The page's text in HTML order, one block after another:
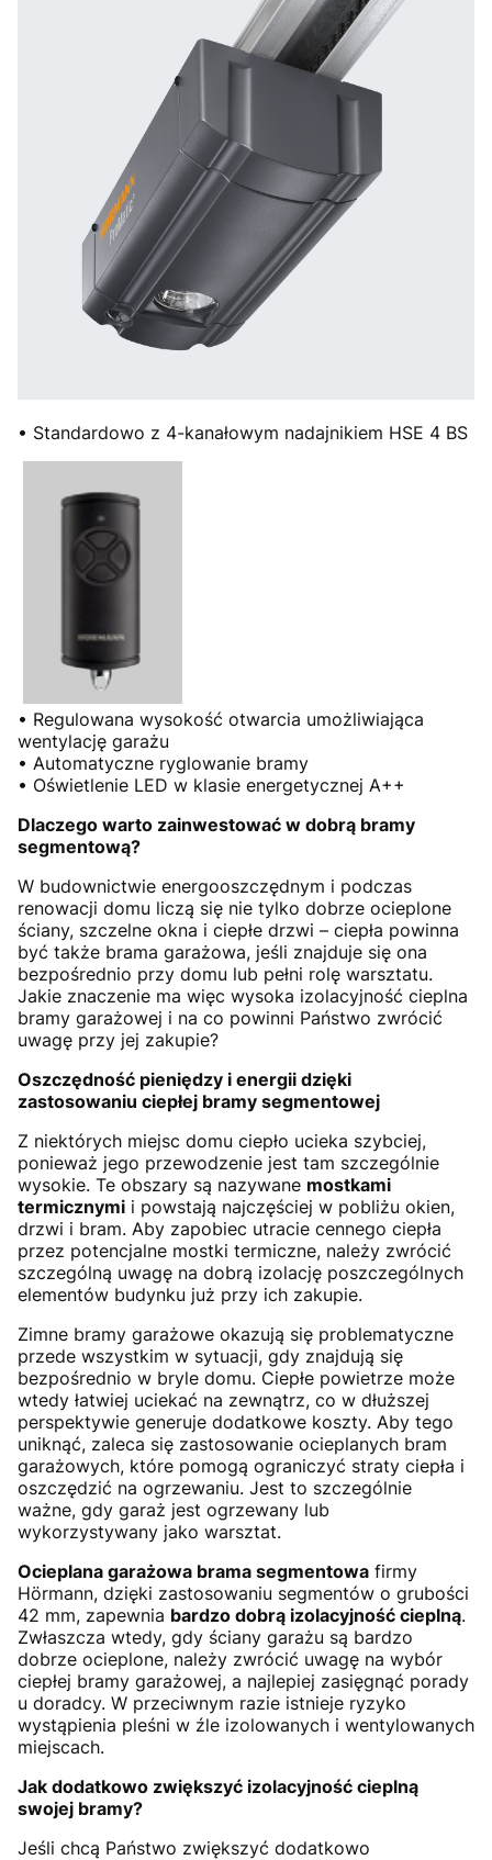
• Standardowo z 4-kanałowym nadajnikiem HSE 4 BS
• Regulowana wysokość otwarcia umożliwiająca
wentylację garażu
• Automatyczne ryglowanie bramy
• Oświetlenie LED w klasie energetycznej A++
Dlaczego warto zainwestować w dobrą bramy
segmentową?
W budownictwie energooszczędnym i podczas
renowacji domu liczą się nie tylko dobrze ocieplone
ściany, szczelne okna i ciepłe drzwi – ciepła powinna
być także brama garażowa, jeśli znajduje się ona
bezpośrednio przy domu lub pełni rolę warsztatu.
Jakie znaczenie ma więc wysoka izolacyjność cieplna
bramy garażowej i na co powinni Państwo zwrócić
uwagę przy jej zakupie?
Oszczędność pieniędzy i energii dzięki
zastosowaniu ciepłej bramy segmentowej
Z niektórych miejsc domu ciepło ucieka szybciej,
ponieważ jego przewodzenie jest tam szczególnie
wysokie. Te obszary są nazywane mostkami
termicznymi i powstają najczęściej w pobliżu okien,
drzwi i bram. Aby zapobiec utracie cennego ciepła
przez potencjalne mostki termiczne, należy zwrócić
szczególną uwagę na dobrą izolację poszczególnych
elementów budynku już przy ich zakupie.
Zimne bramy garażowe okazują się problematyczne
przede wszystkim w sytuacji, gdy znajdują się
bezpośrednio w bryle domu. Ciepłe powietrze może
wtedy łatwiej uciekać na zewnątrz, co w dłuższej
perspektywie generuje dodatkowe koszty. Aby tego
uniknąć, zaleca się zastosowanie ocieplanych bram
garażowych, które pomogą ograniczyć straty ciepła i
oszczędzić na ogrzewaniu. Jest to szczególnie
ważne, gdy garaż jest ogrzewany lub
wykorzystywany jako warsztat.
Ocieplana garażowa brama segmentowa firmy
Hörmann, dzięki zastosowaniu segmentów o grubości
42 mm, zapewnia bardzo dobrą izolacyjność cieplną.
Zwłaszcza wtedy, gdy ściany garażu są bardzo
dobrze ocieplone, należy zwrócić uwagę na wybór
ciepłej bramy garażowej, a najlepiej zasięgnąć porady
u doradcy. W przeciwnym razie istnieje ryzyko
wystąpienia pleśni w źle izolowanych i wentylowanych
miejscach.
Jak dodatkowo zwiększyć izolacyjność cieplną
swojej bramy?
Jeśli chcą Państwo zwiększyć dodatkowo